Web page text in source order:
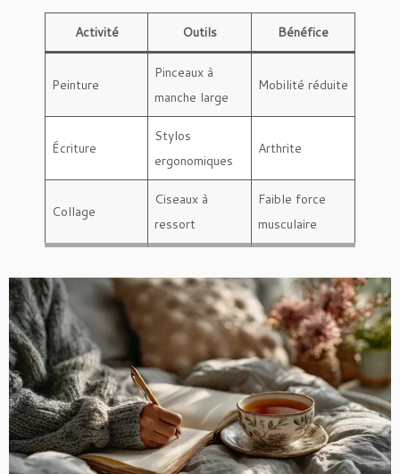
Activité Outils Bénéfice
Peinture
Pinceaux à
manche large
Mobilité réduite
Écriture
Stylos
ergonomiques
Arthrite
Collage
Ciseaux à
ressort
Faible force
musculaire